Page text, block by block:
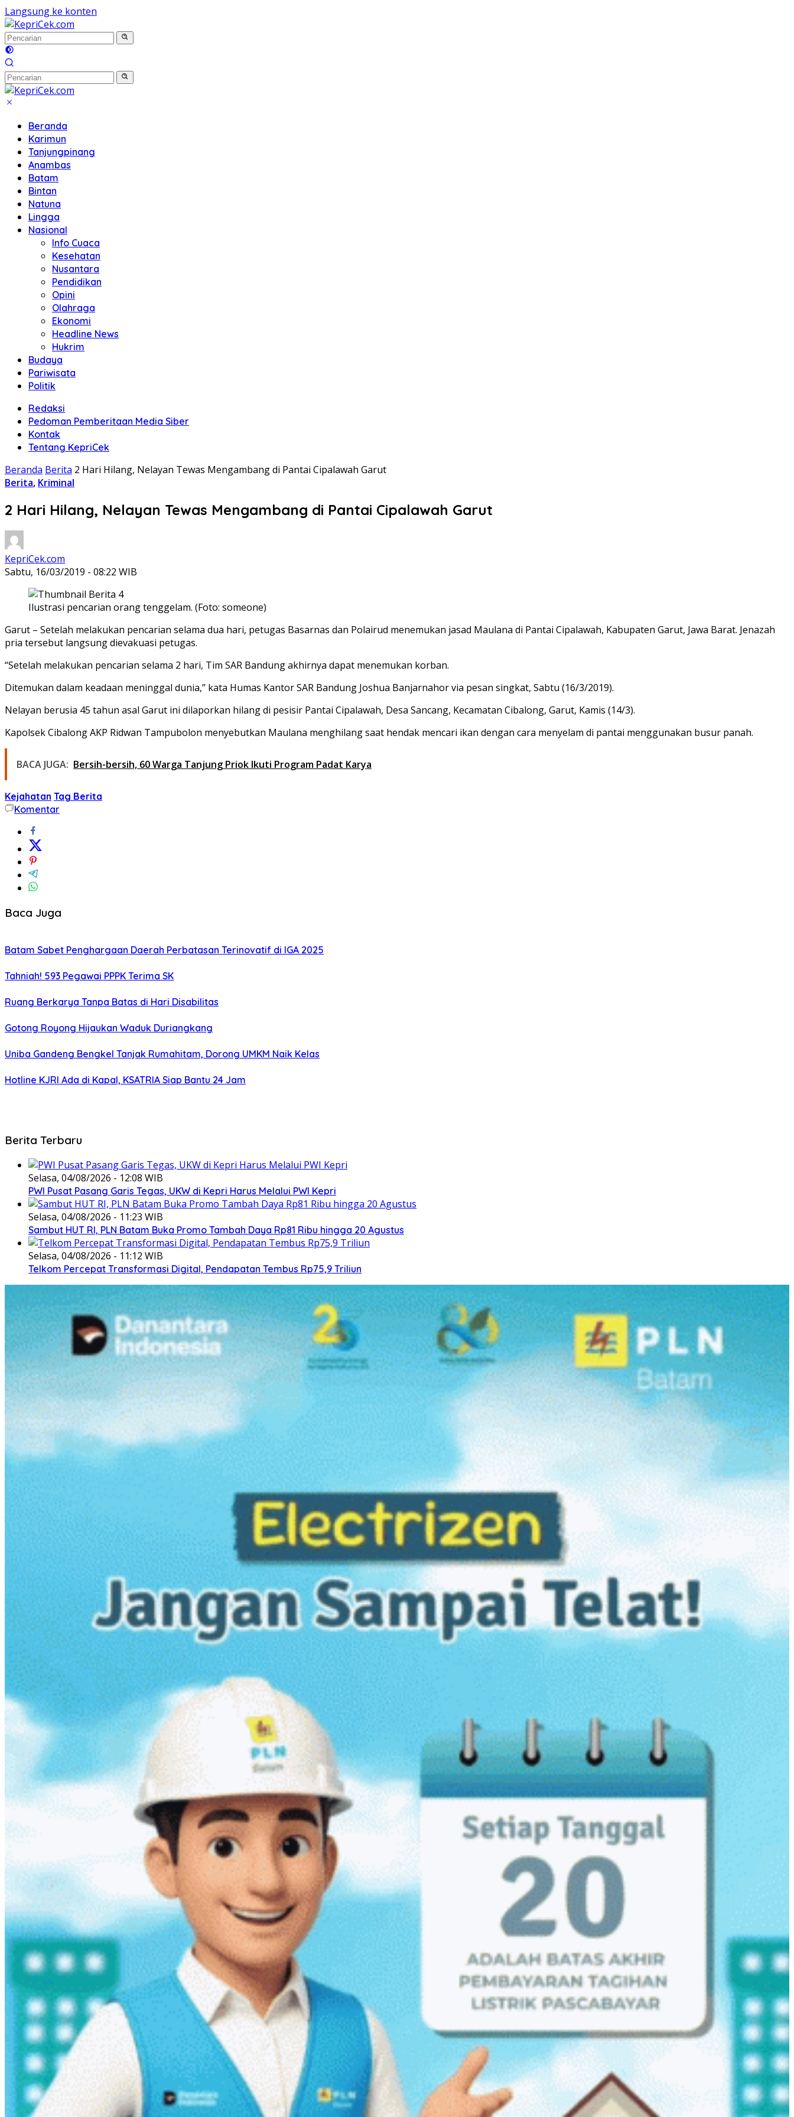
Langsung ke konten
Beranda
Karimun
Tanjungpinang
Anambas
Batam
Bintan
Natuna
Lingga
Nasional
Info Cuaca
Kesehatan
Nusantara
Pendidikan
Opini
Olahraga
Ekonomi
Headline News
Hukrim
Budaya
Pariwisata
Politik
Redaksi
Pedoman Pemberitaan Media Siber
Kontak
Tentang KepriCek
Beranda Berita 2 Hari Hilang, Nelayan Tewas Mengambang di Pantai Cipalawah Garut
Berita, Kriminal
2 Hari Hilang, Nelayan Tewas Mengambang di Pantai Cipalawah Garut
KepriCek.com
Sabtu, 16/03/2019 - 08:22 WIB
Ilustrasi pencarian orang tenggelam. (Foto: someone)
Garut – Setelah melakukan pencarian selama dua hari, petugas Basarnas dan Polairud menemukan jasad Maulana di Pantai Cipalawah, Kabupaten Garut, Jawa Barat. Jenazah
pria tersebut langsung dievakuasi petugas.
“Setelah melakukan pencarian selama 2 hari, Tim SAR Bandung akhirnya dapat menemukan korban.
Ditemukan dalam keadaan meninggal dunia,” kata Humas Kantor SAR Bandung Joshua Banjarnahor via pesan singkat, Sabtu (16/3/2019).
Nelayan berusia 45 tahun asal Garut ini dilaporkan hilang di pesisir Pantai Cipalawah, Desa Sancang, Kecamatan Cibalong, Garut, Kamis (14/3).
Kapolsek Cibalong AKP Ridwan Tampubolon menyebutkan Maulana menghilang saat hendak mencari ikan dengan cara menyelam di pantai menggunakan busur panah.
BACA JUGA: Bersih-bersih, 60 Warga Tanjung Priok Ikuti Program Padat Karya
Kejahatan Tag Berita
Komentar
Baca Juga
Batam Sabet Penghargaan Daerah Perbatasan Terinovatif di IGA 2025
Tahniah! 593 Pegawai PPPK Terima SK
Ruang Berkarya Tanpa Batas di Hari Disabilitas
Gotong Royong Hijaukan Waduk Duriangkang
Uniba Gandeng Bengkel Tanjak Rumahitam, Dorong UMKM Naik Kelas
Hotline KJRI Ada di Kapal, KSATRIA Siap Bantu 24 Jam
Berita Terbaru
Selasa, 04/08/2026 - 12:08 WIB
PWI Pusat Pasang Garis Tegas, UKW di Kepri Harus Melalui PWI Kepri
Selasa, 04/08/2026 - 11:23 WIB
Sambut HUT RI, PLN Batam Buka Promo Tambah Daya Rp81 Ribu hingga 20 Agustus
Selasa, 04/08/2026 - 11:12 WIB
Telkom Percepat Transformasi Digital, Pendapatan Tembus Rp75,9 Triliun